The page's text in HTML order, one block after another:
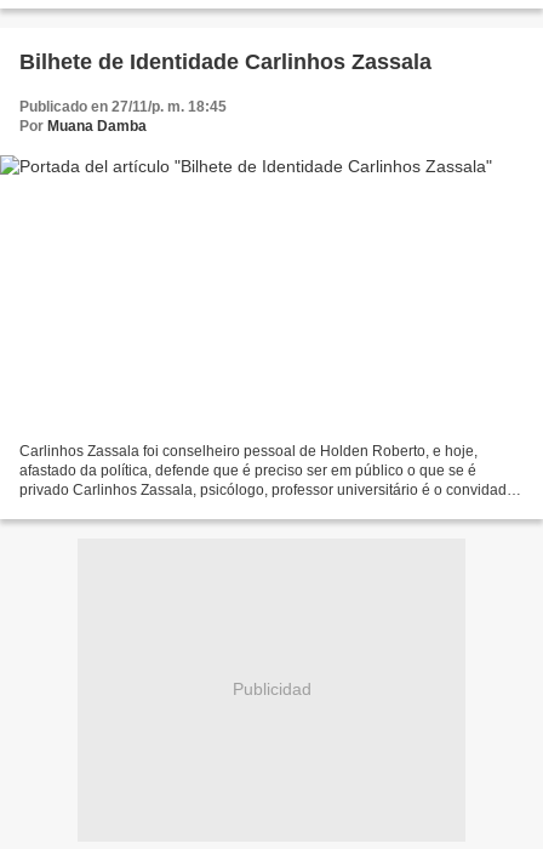
Bilhete de Identidade Carlinhos Zassala
Publicado en 27/11/p. m. 18:45
Por Muana Damba
Carlinhos Zassala foi conselheiro pessoal de Holden Roberto, e hoje,
afastado da política, defende que é preciso ser em público o que se é
privado Carlinhos Zassala, psicólogo, professor universitário é o convidado
Publicidad